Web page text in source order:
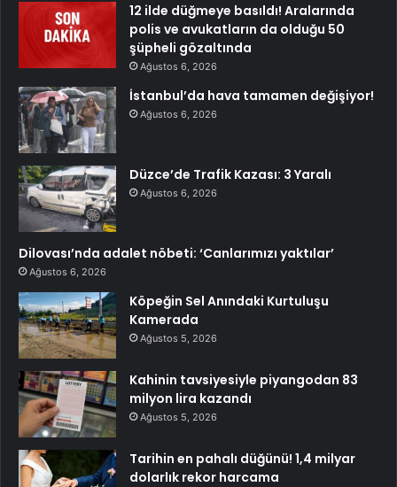
12 ilde düğmeye basıldı! Aralarında
polis ve avukatların da olduğu 50
şüpheli gözaltında
Ağustos 6, 2026
İstanbul’da hava tamamen değişiyor!
Ağustos 6, 2026
Düzce’de Trafik Kazası: 3 Yaralı
Ağustos 6, 2026
Dilovası’nda adalet nöbeti: ‘Canlarımızı yaktılar’
Ağustos 6, 2026
Köpeğin Sel Anındaki Kurtuluşu
Kamerada
Ağustos 5, 2026
Kahinin tavsiyesiyle piyangodan 83
milyon lira kazandı
Ağustos 5, 2026
Tarihin en pahalı düğünü! 1,4 milyar
dolarlık rekor harcama